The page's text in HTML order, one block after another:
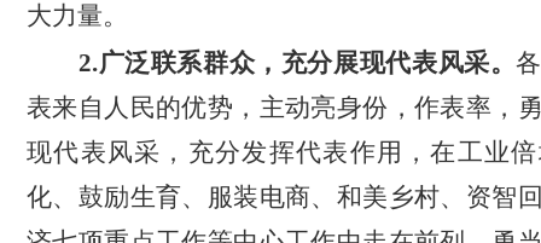
大力量。
2.广泛联系群众， 充分展现代表风采。
表来自人民的优势，主动亮身份，作表率，
现代表风采，充分发挥代表作用，在工业
化、鼓励生育、服装电商、和美乡村、资智